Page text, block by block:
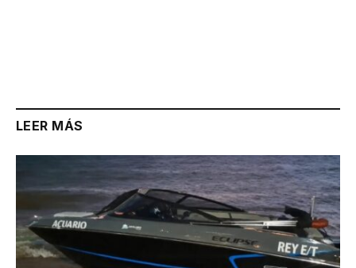
LEER MÁS